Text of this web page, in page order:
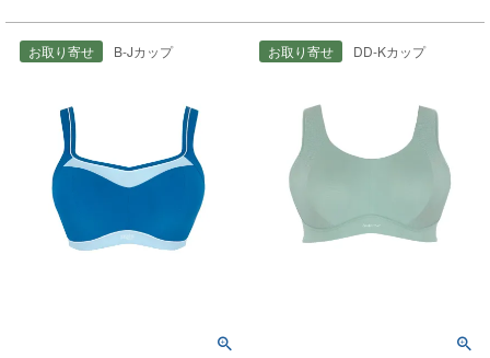
お取り寄せ B-Jカップ お取り寄せ DD-Kカップ